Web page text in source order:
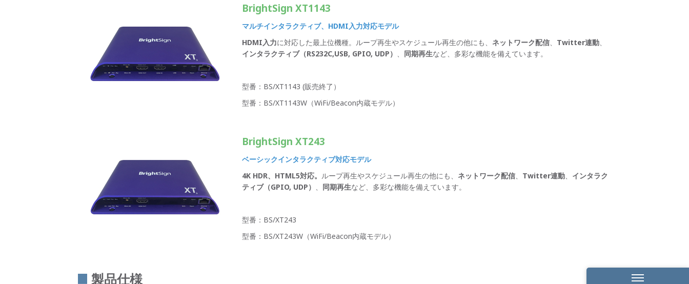
BrightSign XT1143
マルチインタラクティブ、HDMI入力対応モデル
HDMI入力に対応した最上位機種。ループ再生やスケジュール再生の他にも、 ネットワーク配信、 Twitter連動、
インタラクティブ（RS232C,USB, GPIO, UDP） 、 同期再生など、多彩な機能を備えています。
型番：BS/XT1143 (販売終了）
型番：BS/XT1143W（WiFi/Beacon内蔵モデル）
BrightSign XT243
ベーシックインタラクティブ対応モデル
4K HDR、HTML5対応。 ループ再生やスケジュール再生の他にも、 ネットワーク配信、 Twitter連動、 インタラク
ティブ（GPIO, UDP） 、 同期再生など、多彩な機能を備えています。
型番：BS/XT243
型番：BS/XT243W（WiFi/Beacon内蔵モデル）
製品仕様